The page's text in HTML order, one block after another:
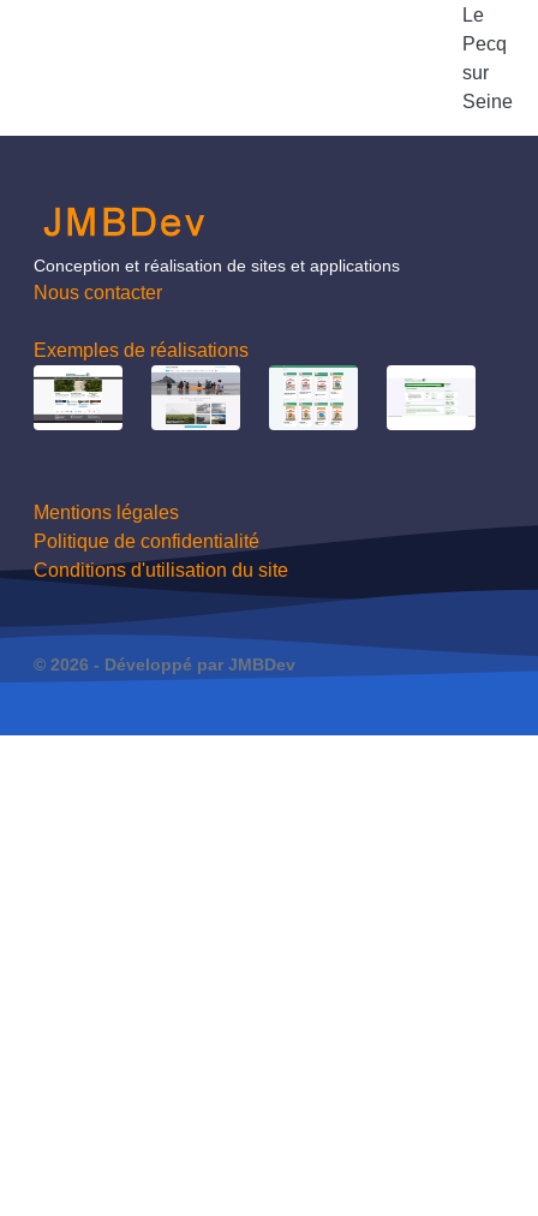
Le
Pecq
sur
Seine
Conception et réalisation de sites et applications
Nous contacter
Exemples de réalisations
Mentions légales
Politique de confidentialité
Conditions d'utilisation du site‬
© 2026 - Développé par JMBDev